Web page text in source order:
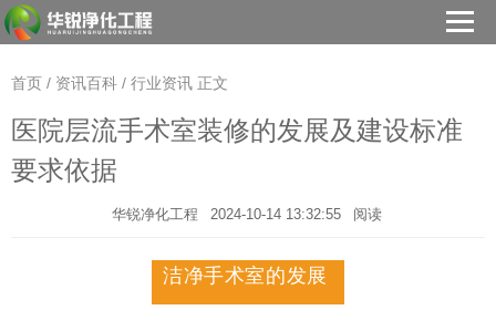
首页 / 资讯百科 / 行业资讯 正文
医院层流手术室装修的发展及建设标准
要求依据
华锐净化工程 2024-10-14 13:32:55 阅读
洁净手术室的发展